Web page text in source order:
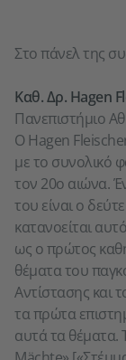
Στο πάνελ της
Καθ. Δρ. Hagen
Πανεπιστήμιο
Ο Hagen
με το συνολικό
τον 20ο αιώνα.
του είναι ο
κατανοείται
ως ο πρώτος
θέματα του
Αντίστασης και
τα πρώτα
αυτά τα θέματα.